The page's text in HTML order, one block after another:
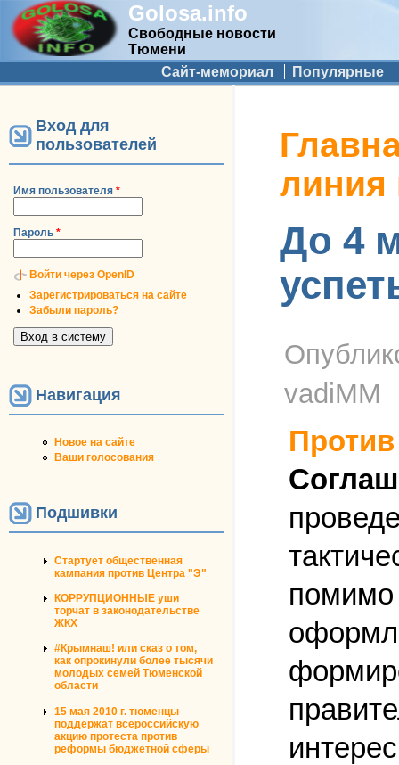
Golosa.info
Свободные новости
Тюмени
Дополнительное меню
Сайт-мемориал Популярные
Вход для
пользователей
Имя пользователя *
Пароль *
Войти через OpenID
Зарегистрироваться на сайте
Забыли пароль?
Навигация
Новое на сайте
Ваши голосования
Подшивки
Стартует общественная
кампания против Центра "Э"
КОРРУПЦИОННЫЕ уши
торчат в законодательстве
ЖКХ
#Крымнаш! или сказ о том,
как опрокинули более тысячи
молодых семей Тюменской
области
15 мая 2010 г. тюменцы
поддержат всероссийскую
акцию протеста против
реформы бюджетной сферы
Вы здесь
линия
До 4
vadiMM
помимо